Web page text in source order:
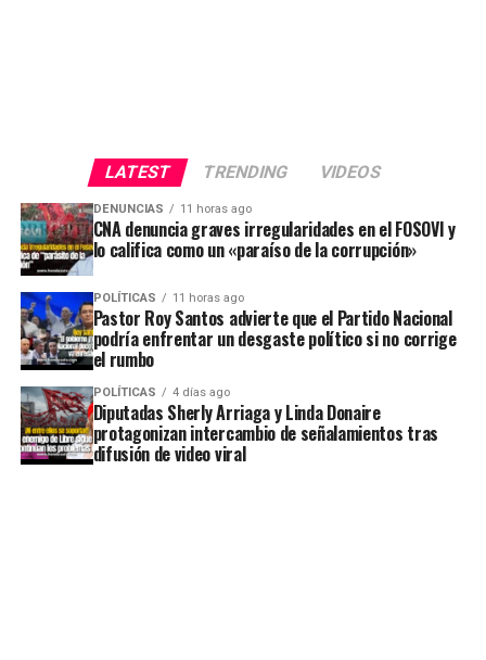
LATEST TRENDING VIDEOS
DENUNCIAS 11 horas ago
CNA denuncia graves irregularidades en el FOSOVI y
lo califica como un «paraíso de la corrupción»
POLÍTICAS 11 horas ago
Pastor Roy Santos advierte que el Partido Nacional
podría enfrentar un desgaste político si no corrige
el rumbo
POLÍTICAS 4 días ago
Diputadas Sherly Arriaga y Linda Donaire
protagonizan intercambio de señalamientos tras
difusión de video viral